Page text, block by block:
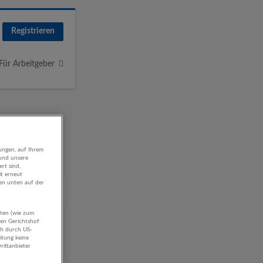
Registrieren
Für Arbeitgeber
auf Ihrem
unsere
sind,
erneut
unten auf der
(wie zum
Gerichtshof
durch US-
keine